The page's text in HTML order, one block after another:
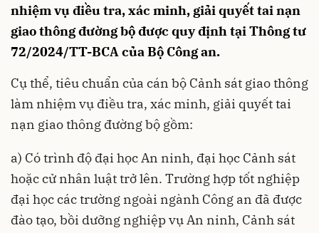
nhiệm vụ điều tra, xác minh, giải quyết tai nạn
giao thông đường bộ được quy định tại Thông tư
72/2024/TT-BCA của Bộ Công an.
Cụ thể, tiêu chuẩn của cán bộ Cảnh sát giao thông
làm nhiệm vụ điều tra, xác minh, giải quyết tai
nạn giao thông đường bộ gồm:
a) Có trình độ đại học An ninh, đại học Cảnh sát
hoặc cử nhân luật trở lên. Trường hợp tốt nghiệp
đại học các trường ngoài ngành Công an đã được
đào tạo, bồi dưỡng nghiệp vụ An ninh, Cảnh sát
Hủy Gửi